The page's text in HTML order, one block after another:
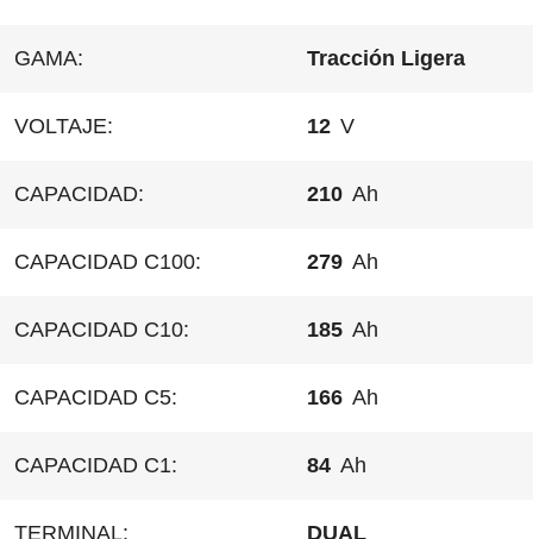
GAMA: Tracción Ligera
VOLTAJE: 12 V
CAPACIDAD: 210 Ah
CAPACIDAD C100: 279 Ah
CAPACIDAD C10: 185 Ah
CAPACIDAD C5: 166 Ah
CAPACIDAD C1: 84 Ah
TERMINAL: DUAL